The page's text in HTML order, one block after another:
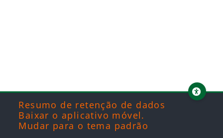
Resumo de retenção de dados
Baixar o aplicativo móvel.
Mudar para o tema padrão